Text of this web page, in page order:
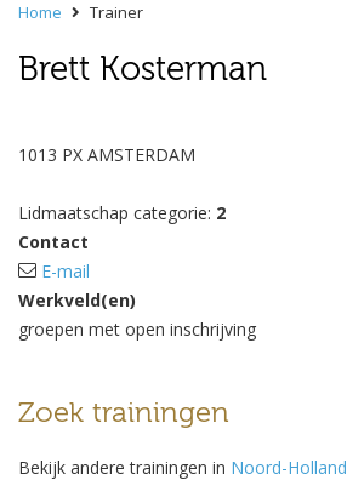
Home Trainer
Brett Kosterman
1013 PX AMSTERDAM
Lidmaatschap categorie: 2
Contact
E-mail
Werkveld(en)
groepen met open inschrijving
Zoek trainingen
Bekijk andere trainingen in Noord-Holland